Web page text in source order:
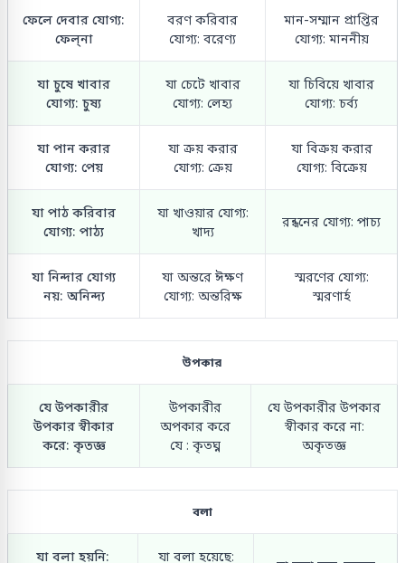
ফেলে দেবার যোগ্য:
ফেল্‌না
বরণ করিবার
যোগ্য: বরেণ্য
মান-সম্মান প্রাপ্তির
যোগ্য: মাননীয়
যা চুষে খাবার
যোগ্য: চুষ্য
যা চেটে খাবার
যোগ্য: লেহ্য
যা চিবিয়ে খাবার
যোগ্য: চর্ব্য
যা পান করার
যোগ্য: পেয়
যা ক্রয় করার
যোগ্য: ক্রেয়
যা বিক্রয় করার
যোগ্য: বিক্রেয়
যা পাঠ করিবার
যোগ্য: পাঠ্য
যা খাওয়ার যোগ্য:
খাদ্য
রন্ধনের যোগ্য: পাচ্য
যা নিন্দার যোগ্য
নয়: অনিন্দ্য
যা অন্তরে ঈক্ষণ
যোগ্য: অন্তরিক্ষ
স্মরণের যোগ্য:
স্মরণার্হ
উপকার
যে উপকারীর
উপকার স্বীকার
করে: কৃতজ্ঞ
উপকারীর
অপকার করে
যে : কৃতঘ্ন
যে উপকারীর উপকার
স্বীকার করে না:
অকৃতজ্ঞ
বলা
যা বলা হয়নি: যা বলা হয়েছে: